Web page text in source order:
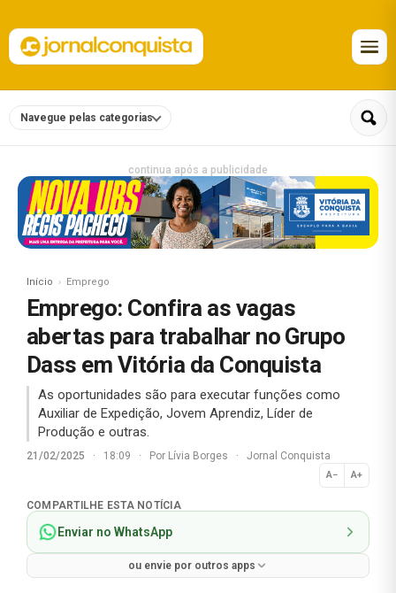
Navegue pelas categorias
continua após a publicidade
Início Emprego
Emprego: Confira as vagas
abertas para trabalhar no Grupo
Dass em Vitória da Conquista
As oportunidades são para executar funções como
Auxiliar de Expedição, Jovem Aprendiz, Líder de
Produção e outras.
21/02/2025 · 18:09 · Por Lívia Borges · Jornal Conquista
A− A+
Normal
COMPARTILHE ESTA NOTÍCIA
Enviar no WhatsApp
ou envie por outros apps